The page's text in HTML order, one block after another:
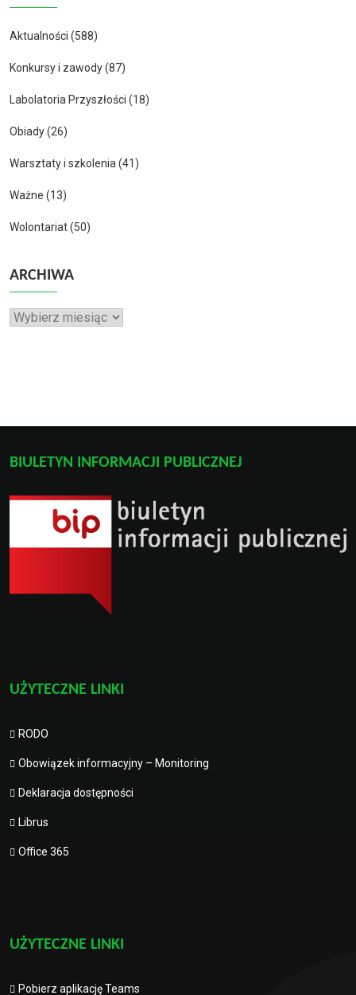
Aktualności (588)
Konkursy i zawody(87)
Labolatoria Przyszłości (18)
Obiady(26)
Warsztaty i szkolenia (41)
Ważne (13)
Wolontariat(50)
ARCHIWA
Archiwa
BIULETYN INFORMACJI PUBLICZNEJ
UŻYTECZNE LINKI
RODO
Obowiązek informacyjny – Monitoring
Deklaracja dostępności
Librus
Office 365
UŻYTECZNE LINKI
Pobierz aplikację Teams